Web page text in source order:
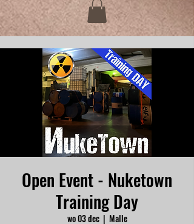
Open Event - Nuketown
Training Day
wo 03 dec
  |
Malle